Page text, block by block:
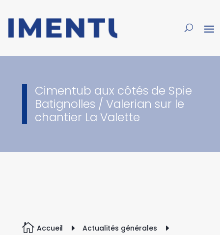
Cimentub aux côtés de Spie
Batignolles / Valerian sur le
chantier La Valette
 Accueil E Actualités générales
E